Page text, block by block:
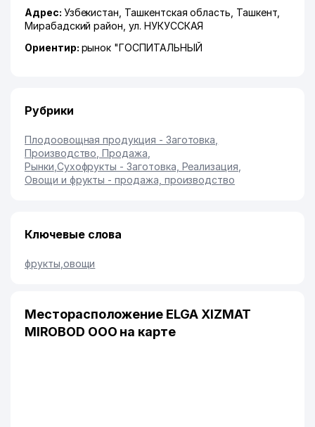
Адрес: Узбекистан, Ташкентская область Ташкент,
Мирабадский район ,ул. НУКУССКАЯ
Ориентир: рынок "ГОСПИТАЛЬНЫЙ
Рубрики
Плодоовощная продукция - Заготовка,
Производство, Продажа
Рынки Сухофрукты - Заготовка, Реализация
Овощи и фрукты - продажа, производство
Ключевые слова
фрукты овощи
Месторасположение ELGA XIZMAT
MIROBOD ООО на карте